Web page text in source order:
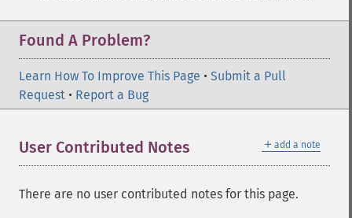
Found A Problem?
Learn How To Improve This Page • Submit a Pull
Request • Report a Bug
＋ add a note
User Contributed Notes
There are no user contributed notes for this page.